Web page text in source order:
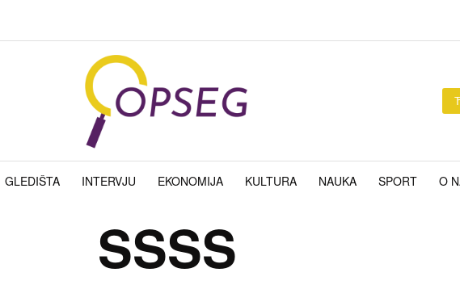
GLEDIŠTA INTERVJU EKONOMIJA KULTURA NAUKA SPORT O
SSSS